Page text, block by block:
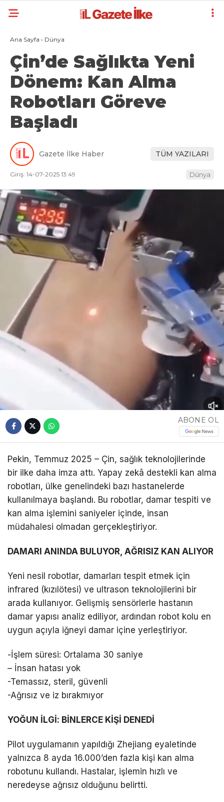
Ana Sayfa › Dünya
Çin’de Sağlıkta Yeni
Dönem: Kan Alma
Robotları Göreve
Başladı
Gazete İlke Haber TÜM YAZILARI
Giriş: 14-07-2025 13:49 Dünya
ABONE OL
Pekin, Temmuz 2025 – Çin, sağlık teknolojilerinde
bir ilke daha imza attı. Yapay zekâ destekli kan alma
robotları, ülke genelindeki bazı hastanelerde
kullanılmaya başlandı. Bu robotlar, damar tespiti ve
kan alma işlemini saniyeler içinde, insan
müdahalesi olmadan gerçekleştiriyor.
DAMARI ANINDA BULUYOR, AĞRISIZ KAN ALIYOR
Yeni nesil robotlar, damarları tespit etmek için
infrared (kızılötesi) ve ultrason teknolojilerini bir
arada kullanıyor. Gelişmiş sensörlerle hastanın
damar yapısı analiz ediliyor, ardından robot kolu en
uygun açıyla iğneyi damar içine yerleştiriyor.
-İşlem süresi: Ortalama 30 saniye
– İnsan hatası yok
-Temassız, steril, güvenli
-Ağrısız ve iz bırakmıyor
YOĞUN İLGİ: BİNLERCE KİŞİ DENEDİ
Pilot uygulamanın yapıldığı Zhejiang eyaletinde
yalnızca 8 ayda 16.000’den fazla kişi kan alma
robotunu kullandı. Hastalar, işlemin hızlı ve
neredeyse ağrısız olduğunu belirtti.